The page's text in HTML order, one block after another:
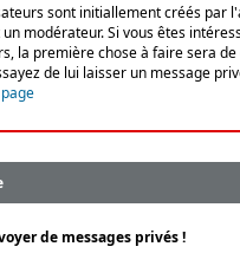
sont initiallement créés par
modérateur. Si vous êtes
la première chose à faire sera
de lui laisser un message
de messages privés !